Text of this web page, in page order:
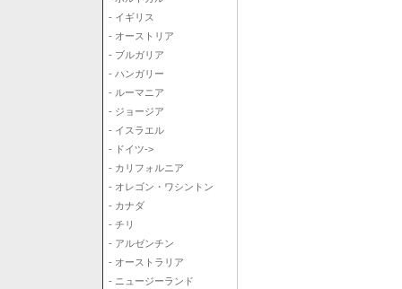
- イギリス
- オーストリア
- ブルガリア
- ハンガリー
- ルーマニア
- ジョージア
- イスラエル
- ドイツ->
- カリフォルニア
- オレゴン・ワシントン
- カナダ
- チリ
- アルゼンチン
- オーストラリア
- ニュージーランド